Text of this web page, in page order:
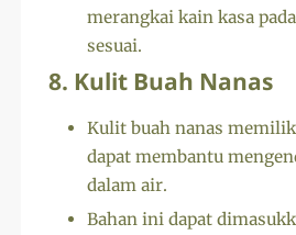
merangkai kain kasa
sesuai.
8. Kulit Buah Nanas
Kulit buah nanas
dapat membantu
dalam air.
Bahan ini dapat